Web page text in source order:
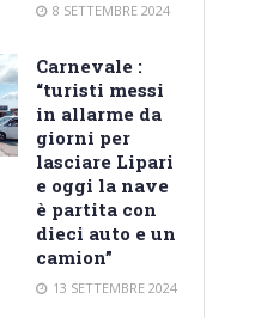
8 SETTEMBRE 2024
Carnevale :
“turisti messi
in allarme da
giorni per
lasciare Lipari
e oggi la nave
è partita con
dieci auto e un
camion”
13 SETTEMBRE 2024